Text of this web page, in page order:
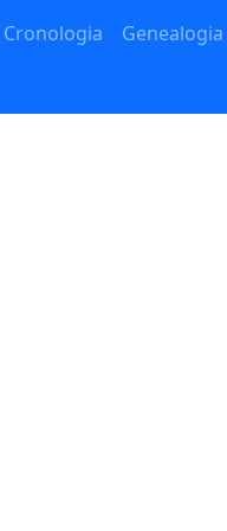
Cronologia Genealogia